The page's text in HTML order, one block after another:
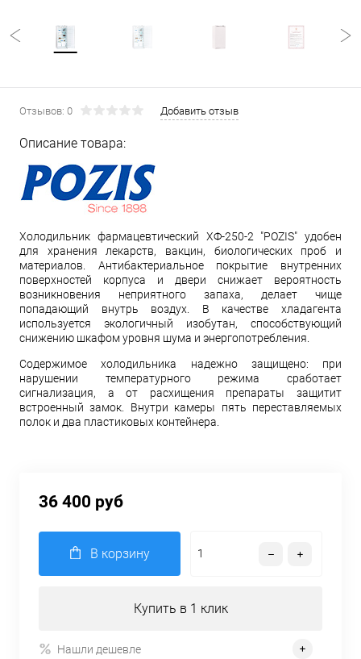
Отзывов: 0 Добавить отзыв
Описание товара:
Холодильник фармацевтический ХФ-250-2 "POZIS" удобен
для хранения лекарств, вакцин, биологических проб и
материалов. Антибактериальное покрытие внутренних
поверхностей корпуса и двери снижает вероятность
возникновения неприятного запаха, делает чище
попадающий внутрь воздух. В качестве хладагента
используется экологичный изобутан, способствующий
снижению шкафом уровня шума и энергопотребления.
Содержимое холодильника надежно защищено: при
нарушении температурного режима сработает
сигнализация, а от расхищения препараты защитит
встроенный замок. Внутри камеры пять переставляемых
полок и два пластиковых контейнера.
36 400 руб
В корзину
Купить в 1 клик
Нашли дешевле